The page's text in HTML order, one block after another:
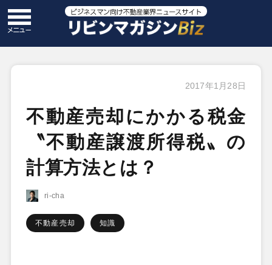
2017年1月28日
不動産売却にかかる税金
〝不動産譲渡所得税〟の
計算方法とは？
ri-cha
不動産売却 知識